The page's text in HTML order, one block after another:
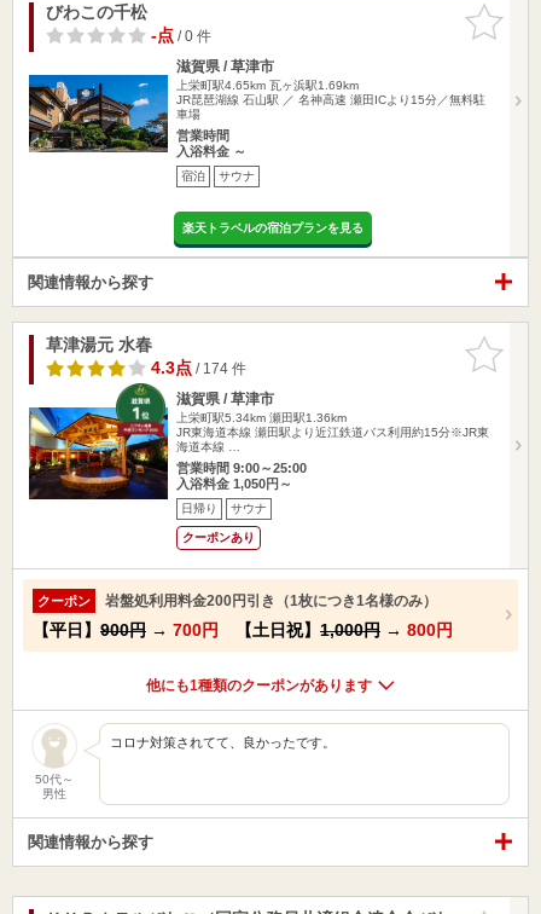
お気に入
りに追加
びわこの千松
-点/ 0 件
滋賀県 / 草津市
上栄町駅4.65km 瓦ヶ浜駅1.69km
JR琵琶湖線 石山駅 ／ 名神高速 瀬田ICより15分／無料駐
車場
営業時間
入浴料金 ～
宿泊 サウナ
楽天トラベルの宿泊プランを見る
関連情報から探す
お気に入
りに追加
草津湯元 水春
4.3点/ 174 件
滋賀県 / 草津市
上栄町駅5.34km 瀬田駅1.36km
JR東海道本線 瀬田駅より近江鉄道バス利用約15分※JR東
海道本線 …
営業時間 9:00～25:00
入浴料金 1,050円～
日帰り サウナ
クーポンあり
クーポン 岩盤処利用料金200円引き（1枚につき1名様のみ）
【平日】 900円 → 700円 【土日祝】 1,000円 → 800円
他にも1種類のクーポンがあります
50代～
男性
コロナ対策されてて、良かったです。
関連情報から探す